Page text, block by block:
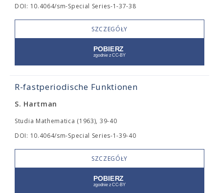
DOI: 10.4064/sm-Special Series-1-37-38
SZCZEGÓŁY
R-fastperiodische Funktionen
S. Hartman
Studia Mathematica (1963), 39-40
DOI: 10.4064/sm-Special Series-1-39-40
SZCZEGÓŁY